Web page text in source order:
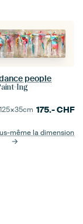
people
Ing
125×35cm 175.-CHF
même la dimension